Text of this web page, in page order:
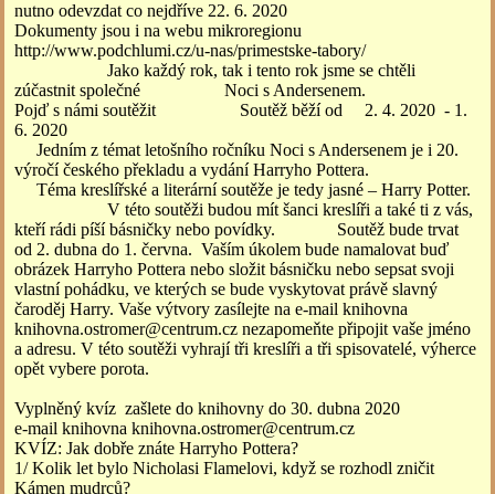
nutno odevzdat co nejdříve 22. 6. 2020
Dokumenty jsou i na webu mikroregionu
http://www.podchlumi.cz/u-nas/primestske-tabory/
Jako každý rok, tak i tento rok jsme se chtěli
zúčastnit společné Noci s Andersenem.
Pojď s námi soutěžit Soutěž běží od 2. 4. 2020 - 1.
6. 2020
Jedním z témat letošního ročníku Noci s Andersenem je i 20.
výročí českého překladu a vydání Harryho Pottera.
Téma kreslířské a literární soutěže je tedy jasné – Harry Potter.
V této soutěži budou mít šanci kreslíři a také ti z vás,
kteří rádi píší básničky nebo povídky. Soutěž bude trvat
od 2. dubna do 1. června. Vaším úkolem bude namalovat buď
obrázek Harryho Pottera nebo složit básničku nebo sepsat svoji
vlastní pohádku, ve kterých se bude vyskytovat právě slavný
čaroděj Harry. Vaše výtvory zasílejte na e-mail knihovna
knihovna.ostromer@centrum.cz nezapomeňte připojit vaše jméno
a adresu. V této soutěži vyhrají tři kreslíři a tři spisovatelé, výherce
opět vybere porota.
Vyplněný kvíz zašlete do knihovny do 30. dubna 2020
e-mail knihovna knihovna.ostromer@centrum.cz
KVÍZ: Jak dobře znáte Harryho Pottera?
1/ Kolik let bylo Nicholasi Flamelovi, když se rozhodl zničit
Kámen mudrců?